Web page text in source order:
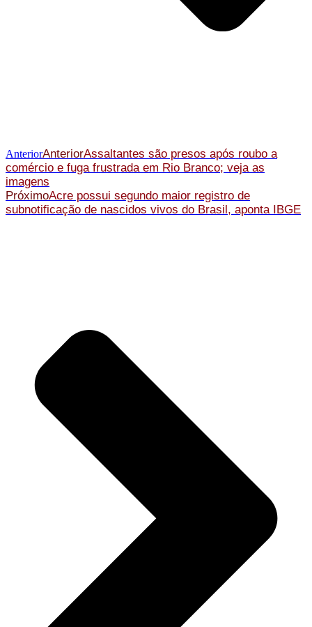
AnteriorAnteriorAssaltantes são presos após roubo a
comércio e fuga frustrada em Rio Branco; veja as
imagens
PróximoAcre possui segundo maior registro de
subnotificação de nascidos vivos do Brasil, aponta IBGE